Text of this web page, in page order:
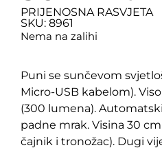
PRIJENOSNA RASVJETA
SKU: 8961
Nema na zalihi
Puni se sunčevom
Micro-USB kabelom).
(300 lumena).
padne mrak. Visina 30
čajnik i tronožac). Dugi